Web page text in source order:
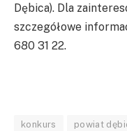
Dębica). Dla
szczegółowe
680 31 22.
konkurs powiat